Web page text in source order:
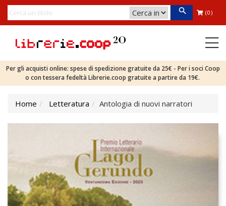
(0)
Per gli acquisti online: spese di spedizione gratuite da 25€ - Per i soci Coop
o con tessera fedeltà Librerie.coop gratuite a partire da 19€.
Home Letteratura Antologia di nuovi narratori